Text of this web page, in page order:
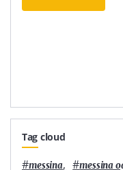
Tag cloud
#messina, #messina